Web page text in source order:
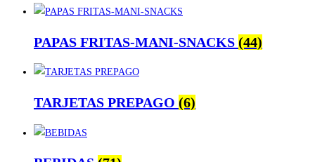
PAPAS FRITAS-MANI-SNACKS (44)
TARJETAS PREPAGO (6)